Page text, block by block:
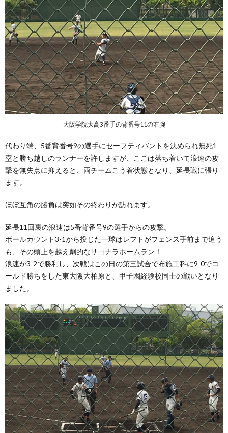
大阪学院大高3番手の背番号11の右腕
代わり端、5番背番号9の選手にセーフティバントを決められ無死1
塁と勝ち越しのランナーを許しますが、ここは落ち着いて浪速の攻
撃を無失点に抑えると、両チームこう着状態となり、延長戦に張り
ます。
ほぼ互角の勝負は突如その終わりが訪れます。
延長11回裏の浪速は5番背番号9の選手からの攻撃。
ボールカウント3-1から投じた一球はレフトがフェンス手前まで追う
も、その頭上を越え劇的なサヨナラホームラン！
浪速が3-2で勝利し、次戦はこの日の第三試合で布施工科に9-0でコ
ールド勝ちをした東大阪大柏原と、甲子園経験校同士の戦いとなり
ました。